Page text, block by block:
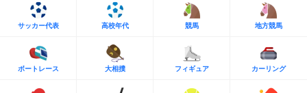
サッカー代表 高校年代 競馬 地方競馬
ボートレース 大相撲 フィギュア カーリング